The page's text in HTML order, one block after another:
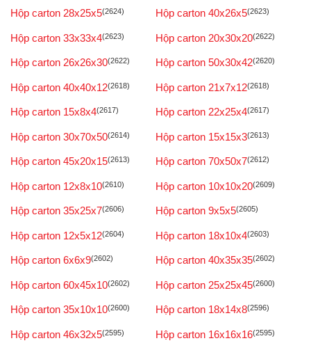
Hộp carton 28x25x5(2624) Hộp carton 40x26x5(2623)
Hộp carton 33x33x4(2623) Hộp carton 20x30x20(2622)
Hộp carton 26x26x30(2622) Hộp carton 50x30x42(2620)
Hộp carton 40x40x12(2618) Hộp carton 21x7x12(2618)
Hộp carton 15x8x4(2617) Hộp carton 22x25x4(2617)
Hộp carton 30x70x50(2614) Hộp carton 15x15x3(2613)
Hộp carton 45x20x15(2613) Hộp carton 70x50x7(2612)
Hộp carton 12x8x10(2610) Hộp carton 10x10x20(2609)
Hộp carton 35x25x7(2606) Hộp carton 9x5x5(2605)
Hộp carton 12x5x12(2604) Hộp carton 18x10x4(2603)
Hộp carton 6x6x9(2602) Hộp carton 40x35x35(2602)
Hộp carton 60x45x10(2602) Hộp carton 25x25x45(2600)
Hộp carton 35x10x10(2600) Hộp carton 18x14x8(2596)
Hộp carton 46x32x5(2595) Hộp carton 16x16x16(2595)